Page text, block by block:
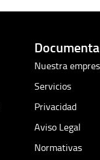
Nuestra
Servicios
Privacidad
Aviso Legal
Normativas